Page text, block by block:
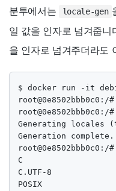
분투에서는
locale-gen
일 값을 인자로 넘겨줍
을 인자로 넘겨주더라도
$ docker run -it
Generating locales
Generation complete.
C
C.UTF-8
POSIX